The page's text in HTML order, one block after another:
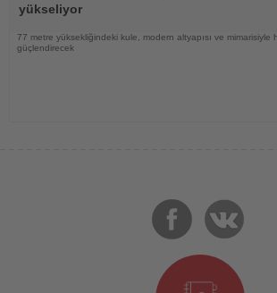
yükseliyor
77 metre yüksekliğindeki kule, modern altyapısı ve mimarisiyle
güçlendirecek